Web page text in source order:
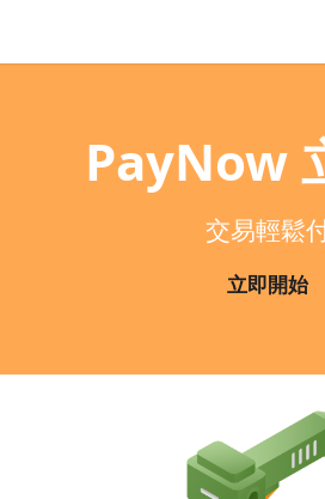
PayNow
交易輕鬆
立即開始